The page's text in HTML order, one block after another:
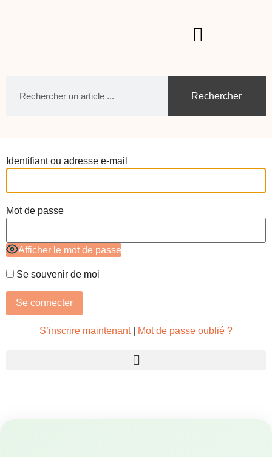
Rechercher
Identifiant ou adresse e-mail
Mot de passe
Afficher le mot de passe
Se souvenir de moi
S’inscrire maintenant| Mot de passe oublié ?